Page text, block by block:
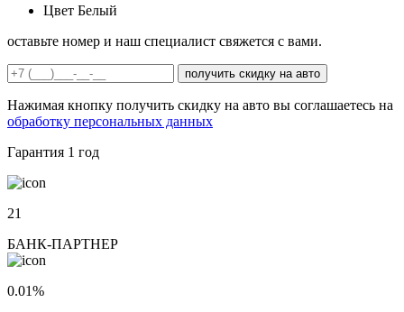
Цвет Белый
оставьте номер и наш специалист свяжется с вами.
получить скидку на авто
Нажимая кнопку получить скидку на авто вы соглашаетесь на
обработку персональных данных
Гарантия 1 год
21
БАНК-ПАРТНЕР
0.01%